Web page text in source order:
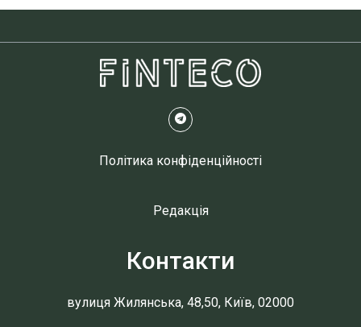
Політика конфіденційності
Редакція
Контакти
вулиця Жилянська, 48,50, Київ, 02000